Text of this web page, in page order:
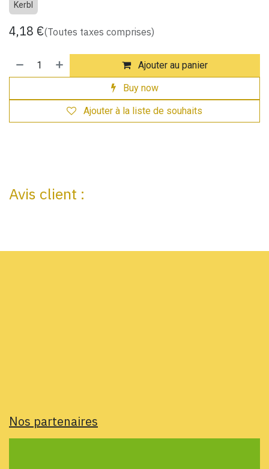
Kerbl
4,18 €(Toutes taxes comprises)
Ajouter au panier
Buy now
Ajouter à la liste de souhaits
Avis client :
Nos partenaires